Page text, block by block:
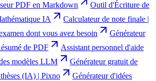
PDF en Markdown
Outil d'Écriture de
IA
Calculateur de note finale |
dont vous avez besoin
Générateur
de PDF
Assistant personnel d'aide
modèles LLM
Générateur gratuit de
(IA) | Pixno
Générateur d'idées